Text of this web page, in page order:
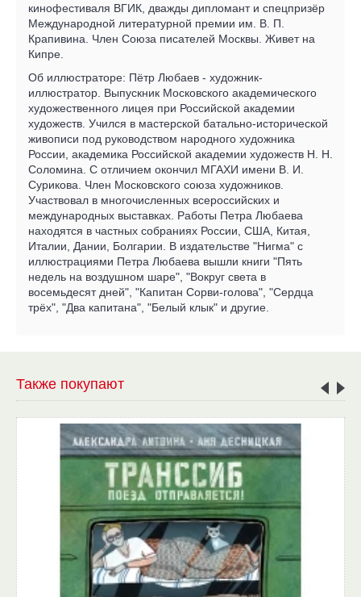
кинофестиваля ВГИК, дважды дипломант и спецпризёр
Международной литературной премии им. В. П.
Крапивина. Член Союза писателей Москвы. Живет на
Кипре.
Об иллюстраторе: Пётр Любаев - художник-
иллюстратор. Выпускник Московского академического
художественного лицея при Российской академии
художеств. Учился в мастерской батально-исторической
живописи под руководством народного художника
России, академика Российской академии художеств Н. Н.
Соломина. С отличием окончил МГАХИ имени В. И.
Сурикова. Член Московского союза художников.
Участвовал в многочисленных всероссийских и
международных выставках. Работы Петра Любаева
находятся в частных собраниях России, США, Китая,
Италии, Дании, Болгарии. В издательстве "Нигма" с
иллюстрациями Петра Любаева вышли книги "Пять
недель на воздушном шаре", "Вокруг света в
восемьдесят дней", "Капитан Сорви-голова", "Сердца
трёх", "Два капитана", "Белый клык" и другие.
Также покупают